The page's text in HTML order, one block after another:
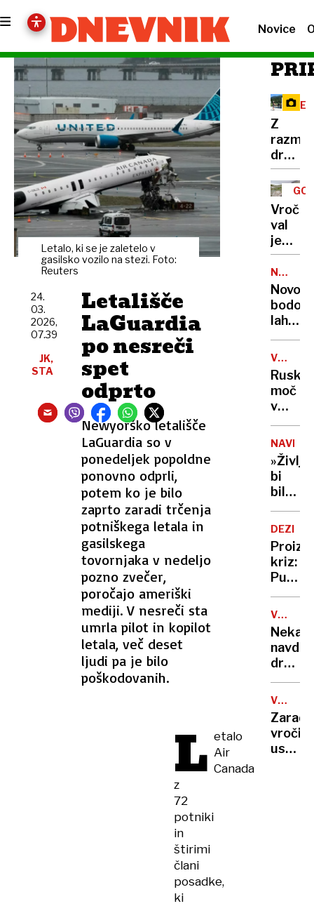
Novice
Letalo, ki se je zaletelo v
gasilsko vozilo na stezi. Foto:
Reuters
Letališče
LaGuardia
po nesreči
spet
odprto
Newyorško letališče
LaGuardia so v
ponedeljek popoldne
ponovno odprli,
potem ko je bilo
zaprto zaradi trčenja
potniškega letala in
gasilskega
tovornjaka v nedeljo
pozno zvečer,
poročajo ameriški
mediji. V nesreči sta
umrla pilot in kopilot
letala, več deset
ljudi pa je bilo
poškodovanih.
24.
03.
2026,
07.39
JK,
STA
L etalo
Air
Canada
z
72
potniki
in
štirimi
člani
posadke,
ki
Z
na
Vršič
leze
vsak,
ki
ozadje
za
selfije
val
je
gore,
zaradi
vode
v
kočah
bodo
lahko
že v
VOJNA
V
Ruska
moč
v
Tihem
vajo
in
rakete
bi
bilo
97-
letnica
z
podrla
lastni
rekord
kriz:
Putin
je
našel
novo
orožje
za
V
ZDA
drugi
nove
viruse
VAL
Zaradi